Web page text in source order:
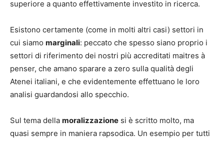
superiore a quanto effettivamente investito in ricerca.
Esistono certamente (come in molti altri casi) settori in
cui siamo marginali: peccato che spesso siano proprio i
settori di riferimento dei nostri più accreditati maitres à
penser, che amano sparare a zero sulla qualità degli
Atenei italiani, e che evidentemente effettuano le loro
analisi guardandosi allo specchio.
Sul tema della moralizzazione si è scritto molto, ma
quasi sempre in maniera rapsodica. Un esempio per tutti